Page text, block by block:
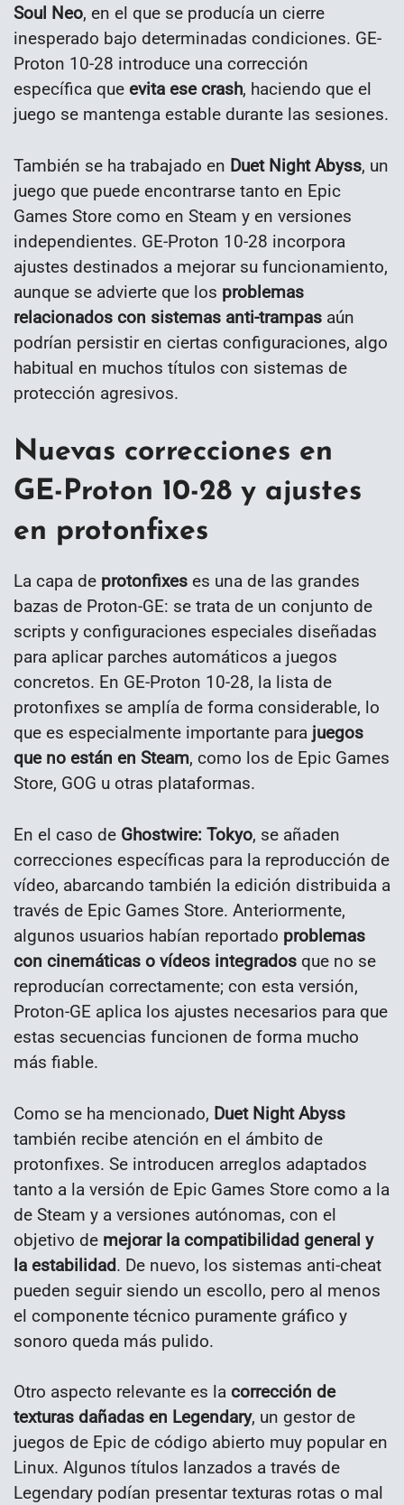
Soul Neo, en el que se producía un cierre
inesperado bajo determinadas condiciones. GE-
Proton 10-28 introduce una corrección
específica que evita ese crash, haciendo que el
juego se mantenga estable durante las sesiones.
También se ha trabajado en Duet Night Abyss, un
juego que puede encontrarse tanto en Epic
Games Store como en Steam y en versiones
independientes. GE-Proton 10-28 incorpora
ajustes destinados a mejorar su funcionamiento,
aunque se advierte que los problemas
relacionados con sistemas anti-trampas aún
podrían persistir en ciertas configuraciones, algo
habitual en muchos títulos con sistemas de
protección agresivos.
Nuevas correcciones en
GE-Proton 10-28 y ajustes
en protonfixes
La capa de protonfixes es una de las grandes
bazas de Proton-GE: se trata de un conjunto de
scripts y configuraciones especiales diseñadas
para aplicar parches automáticos a juegos
concretos. En GE-Proton 10-28, la lista de
protonfixes se amplía de forma considerable, lo
que es especialmente importante para juegos
que no están en Steam, como los de Epic Games
Store, GOG u otras plataformas.
En el caso de Ghostwire: Tokyo, se añaden
correcciones específicas para la reproducción de
vídeo, abarcando también la edición distribuida a
través de Epic Games Store. Anteriormente,
algunos usuarios habían reportado problemas
con cinemáticas o vídeos integrados que no se
reproducían correctamente; con esta versión,
Proton-GE aplica los ajustes necesarios para que
estas secuencias funcionen de forma mucho
más fiable.
Como se ha mencionado, Duet Night Abyss
también recibe atención en el ámbito de
protonfixes. Se introducen arreglos adaptados
tanto a la versión de Epic Games Store como a la
de Steam y a versiones autónomas, con el
objetivo de mejorar la compatibilidad general y
la estabilidad. De nuevo, los sistemas anti-cheat
pueden seguir siendo un escollo, pero al menos
el componente técnico puramente gráfico y
sonoro queda más pulido.
Otro aspecto relevante es la corrección de
texturas dañadas en Legendary, un gestor de
juegos de Epic de código abierto muy popular en
Linux. Algunos títulos lanzados a través de
Legendary podían presentar texturas rotas o mal